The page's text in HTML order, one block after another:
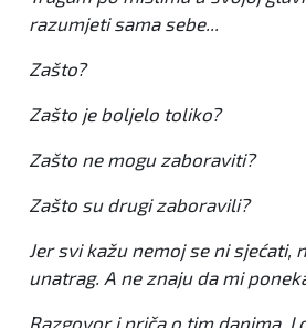
razumjeti sama sebe...
Zašto?
Zašto je boljelo toliko?
Zašto ne mogu zaboraviti?
Zašto su drugi zaboravili?
Jer svi kažu nemoj se ni sjećati,
unatrag. A ne znaju da mi
Razgovor i priča o tim danima. I